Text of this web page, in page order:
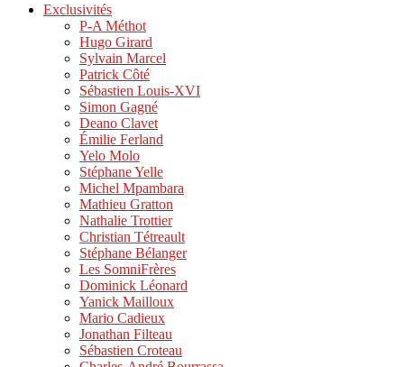
Exclusivités
P-A Méthot
Hugo Girard
Sylvain Marcel
Patrick Côté
Sébastien Louis-XVI
Simon Gagné
Deano Clavet
Émilie Ferland
Yelo Molo
Stéphane Yelle
Michel Mpambara
Mathieu Gratton
Nathalie Trottier
Christian Tétreault
Stéphane Bélanger
Les SomniFrères
Dominick Léonard
Yanick Mailloux
Mario Cadieux
Jonathan Filteau
Sébastien Croteau